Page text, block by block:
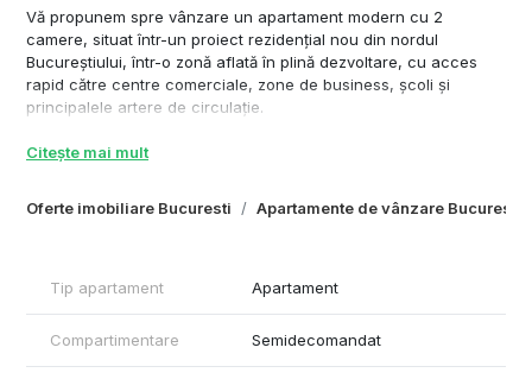
Oferte imobiliare Bucuresti Apartamente de vânzare Bucuresti
Vă propunem spre vânzare un apartament modern cu 2
camere, situat într-un proiect rezidențial nou din nordul
Bucureștiului, într-o zonă aflată în plină dezvoltare, cu acces
rapid către centre comerciale, zone de business, școli și
principalele artere de circulație.
Detalii apartament:
✔ Balcon generos: 16 mp
✔ Compartimentare eficientă și funcțională
✔ Finisaje moderne și spații vitrate ample
📍 Locație excelentă – acces facil către Kaufland, Lidl,
McDonald’s și Autostrada A3, oferind conexiuni rapide către
Citește mai mult
Tip apartament Apartament
Compartimentare Semidecomandat